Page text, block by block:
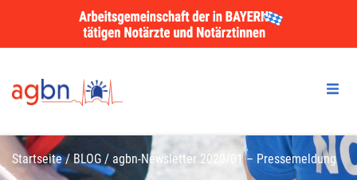
Startseite/BLOG / agbn-Newsletter 2020/01 – Pressemeldung